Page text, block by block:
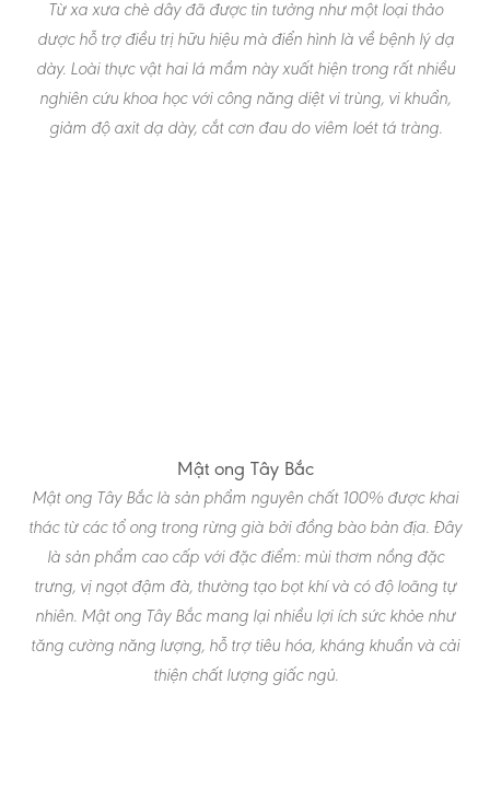
Từ xa xưa chè dây đã được tin tưởng như một loại thảo
dược hỗ trợ điều trị hữu hiệu mà điển hình là về bệnh lý dạ
dày. Loài thực vật hai lá mầm này xuất hiện trong rất nhiều
nghiên cứu khoa học với công năng diệt vi trùng, vi khuẩn,
giảm độ axit dạ dày, cắt cơn đau do viêm loét tá tràng.
Mật ong Tây Bắc
Mật ong Tây Bắc là sản phẩm nguyên chất 100% được khai
thác từ các tổ ong trong rừng già bởi đồng bào bản địa. Đây
là sản phẩm cao cấp với đặc điểm: mùi thơm nồng đặc
trưng, vị ngọt đậm đà, thường tạo bọt khí và có độ loãng tự
nhiên. Mật ong Tây Bắc mang lại nhiều lợi ích sức khỏe như
tăng cường năng lượng, hỗ trợ tiêu hóa, kháng khuẩn và cải
thiện chất lượng giấc ngủ.